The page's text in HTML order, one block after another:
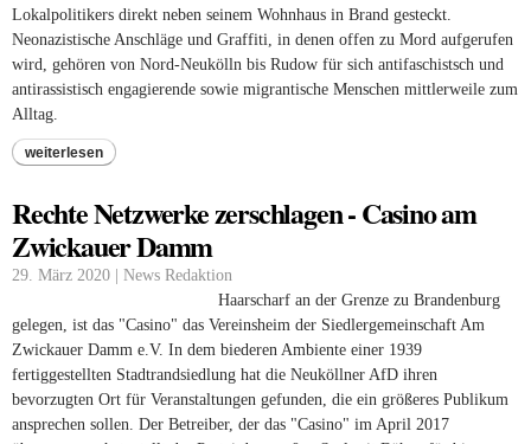
Lokalpolitikers direkt neben seinem Wohnhaus in Brand gesteckt.
Neonazistische Anschläge und Graffiti, in denen offen zu Mord aufgerufen
wird, gehören von Nord-Neukölln bis Rudow für sich antifaschistsch und
antirassistisch engagierende sowie migrantische Menschen mittlerweile zum
Alltag.
weiterlesen
Rechte Netzwerke zerschlagen - Casino am
Zwickauer Damm
29. März 2020 | News Redaktion
Haarscharf an der Grenze zu Brandenburg
gelegen, ist das "Casino" das Vereinsheim der Siedlergemeinschaft Am
Zwickauer Damm e.V. In dem biederen Ambiente einer 1939
fertiggestellten Stadtrandsiedlung hat die Neuköllner AfD ihren
bevorzugten Ort für Veranstaltungen gefunden, die ein größeres Publikum
ansprechen sollen. Der Betreiber, der das "Casino" im April 2017